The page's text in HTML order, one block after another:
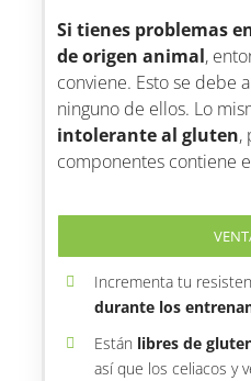
Si tienes problemas
de origen animal,
conviene. Esto se debe
ninguno de ellos. Lo
intolerante al gluten,
componentes contiene
Incrementa tu
durante los
Están libres de
así que los celiacos y